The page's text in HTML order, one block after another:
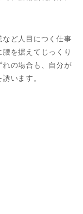
ど人目につく仕事
を据えてじっくり
の場合も、自分が
います。